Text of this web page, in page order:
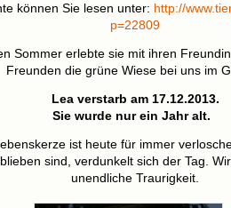
können Sie lesen unter: http://
p=22809
Sommer erlebte sie mit ihren
Freunden die grüne Wiese bei uns im
Lea verstarb am 17.12.2013.
Sie wurde nur ein Jahr alt.
ist heute für immer
sind, verdunkelt sich der Tag.
unendliche Traurigkeit.